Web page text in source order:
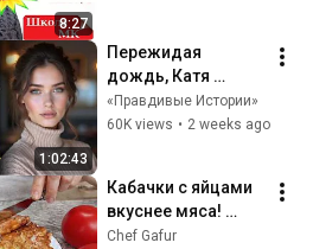
8:27
1:02:43
Пережидая
дождь, Катя
случайно зашла к
экстрасенсу… И
«Правдивые Истории»
60K views • 2 weeks ago
Кабачки с яйцами
вкуснее мяса!
Мало кто знает
Chef Gafur